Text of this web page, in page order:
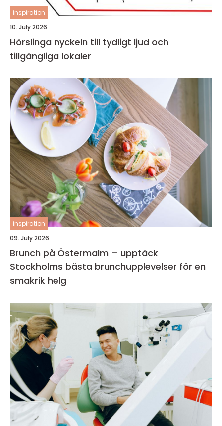
inspiration
10. July 2026
Hörslinga nyckeln till tydligt ljud och
tillgängliga lokaler
inspiration
09. July 2026
Brunch på Östermalm – upptäck
Stockholms bästa brunchupplevelser för en
smakrik helg